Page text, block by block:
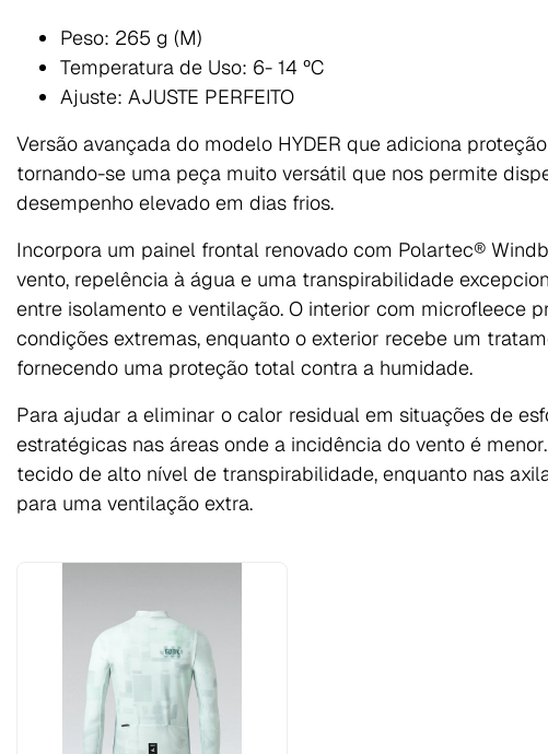
Peso: 265 g (M)
Temperatura de Uso: 6- 14 ºC
Ajuste: AJUSTE PERFEITO
Versão avançada do modelo HYDER que adiciona
tornando-se uma peça muito versátil que nos permite
desempenho elevado em dias frios.
Incorpora um painel frontal renovado com Polartec®
vento, repelência à água e uma transpirabilidade
entre isolamento e ventilação. O interior com microfleece
condições extremas, enquanto o exterior recebe um
fornecendo uma proteção total contra a humidade.
Para ajudar a eliminar o calor residual em situações de
estratégicas nas áreas onde a incidência do vento é
tecido de alto nível de transpirabilidade, enquanto nas
para uma ventilação extra.